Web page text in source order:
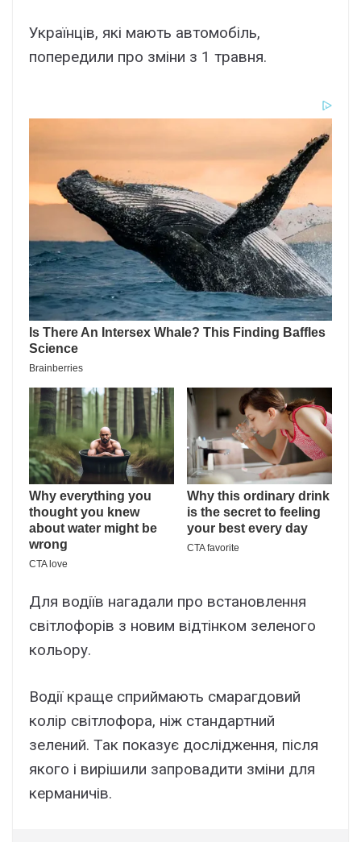
Українців, які мають автомобіль,
попередили про зміни з 1 травня.
Для водіїв нагадали про встановлення
світлофорів з новим відтінком зеленого
кольору.
Водії краще сприймають смарагдовий
колір світлофора, ніж стандартний
зелений. Так показує дослідження, після
якого і вирішили запровадити зміни для
керманичів.